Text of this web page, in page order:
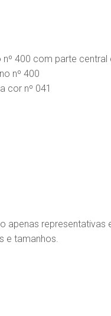
400 com parte central
nº 400
cor nº 041
apenas representativas
e tamanhos.